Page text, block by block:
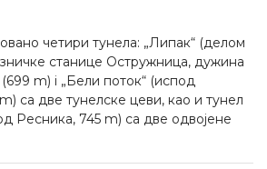
четири тунела: „Липак“ (делом
станице Остружница, дужина
m) i „Бели поток“ (испод
са две тунелске цеви, као и тунел
Ресника, 745 m) са две одвојене